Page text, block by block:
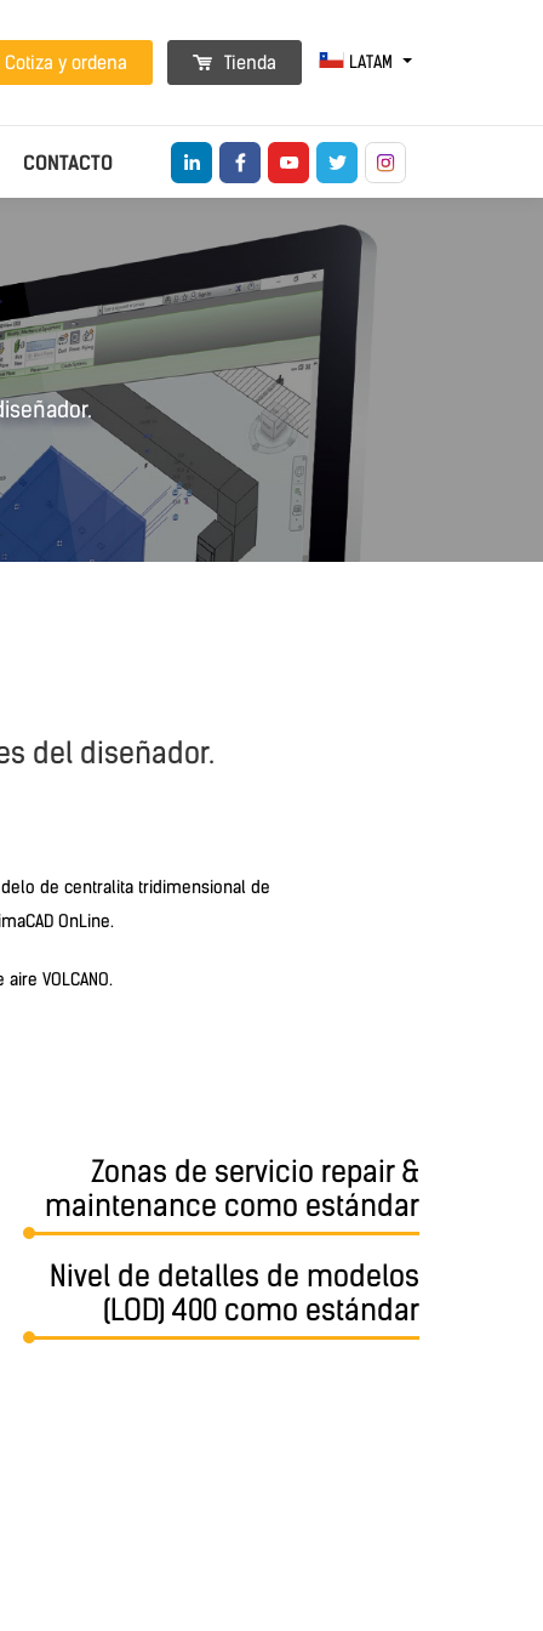
Cotiza y ordena Tienda LATAM
CONTACTO
del diseñador.
de centralita tridimensional de
OnLine.
VOLCANO.
Zonas de servicio repair &
maintenance como estándar
Nivel de detalles de modelos
(LOD) 400 como estándar